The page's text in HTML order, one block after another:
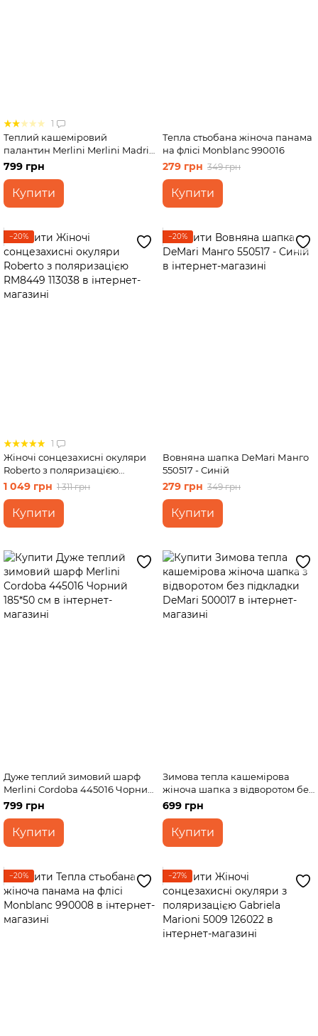
1
Теплий кашеміровий
палантин Merlini Merlini Madrid
444026 Бежевий 185*60 см
799 грн
Купити
Тепла стьобана жіноча панама
на флісі Monblanc 990016
279 грн 349 грн
Купити
−20%
1
Жіночі сонцезахисні окуляри
Roberto з поляризацією
RM8449 113038
1 049 грн 1 311 грн
Купити
−20%
Вовняна шапка DeMari Манго
550517 - Синій
279 грн 349 грн
Купити
Дуже теплий зимовий шарф
Merlini Cordoba 445016 Чорний
185*50 см
799 грн
Купити
Зимова тепла кашемірова
жіноча шапка з відворотом без
підкладки DeMari 500017
699 грн
Купити
−20% −27%